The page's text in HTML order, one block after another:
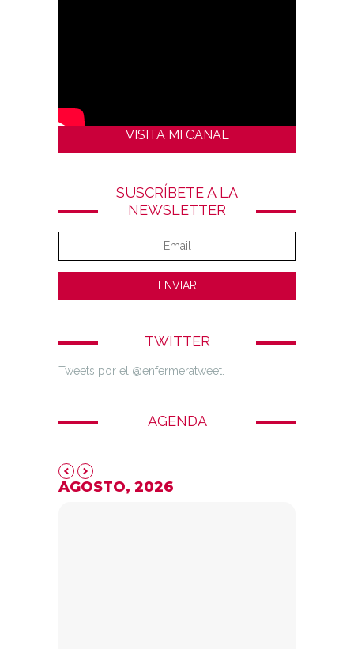
VISITA MI CANAL
SUSCRÍBETE A LA
NEWSLETTER
TWITTER
Tweets por el @enfermeratweet.
AGENDA
AGOSTO, 2026